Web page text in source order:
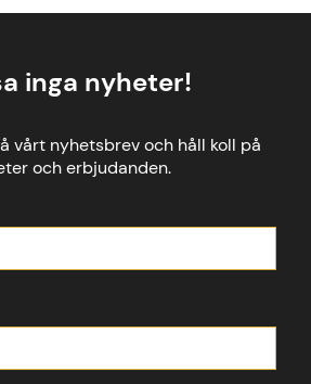
inga nyheter!
vårt nyhetsbrev och håll koll på
och erbjudanden.